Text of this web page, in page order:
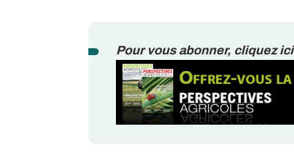
Pour vous abonner, cliquez ici